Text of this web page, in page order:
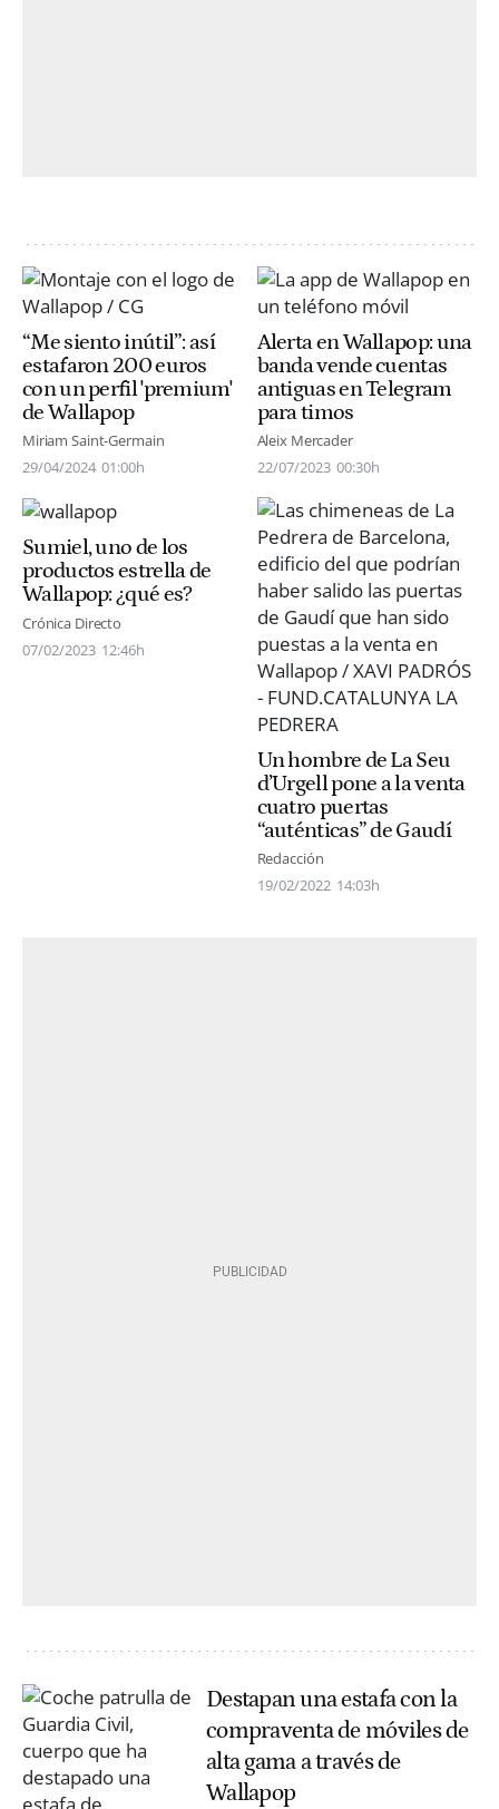
“Me siento inútil”: así
estafaron 200 euros
con un perfil 'premium'
de Wallapop
Miriam Saint-Germain
29/04/2024 01:00h
Alerta en Wallapop: una
banda vende cuentas
antiguas en Telegram
para timos
Aleix Mercader
22/07/2023 00:30h
Sumiel, uno de los
productos estrella de
Wallapop: ¿qué es?
Crónica Directo
07/02/2023 12:46h
Un hombre de La Seu
d’Urgell pone a la venta
cuatro puertas
“auténticas” de Gaudí
Redacción
19/02/2022 14:03h
Destapan una estafa con la
compraventa de móviles de
alta gama a través de
Wallapop